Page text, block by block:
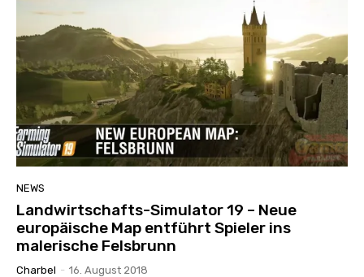
NEWS
Landwirtschafts-Simulator 19 – Neue
europäische Map entführt Spieler ins
malerische Felsbrunn
Charbel - 16. August 2018